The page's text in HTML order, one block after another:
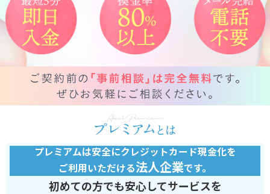
プレミアムは安全にクレジットカード現金化を
ご利用いただける法人企業です。
初めての方でも安心してサービスを